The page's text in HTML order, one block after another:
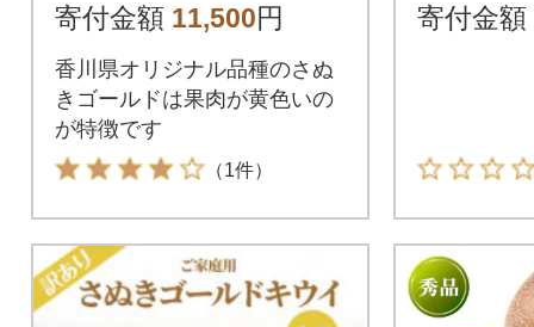
寄付金額 11,500円
香川県オリジナル品種のさぬ
きゴールドは果肉が黄色いの
が特徴です
（1件）
寄付金額